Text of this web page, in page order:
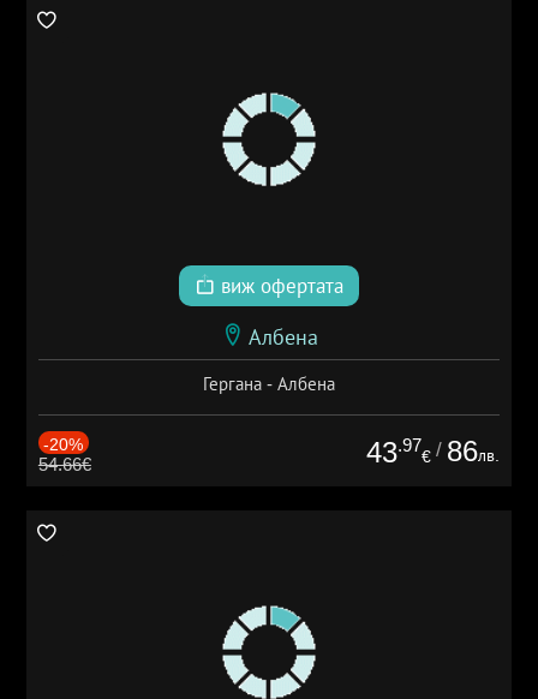
виж офертата
Албена
Гергана - Албена
-20%
54.66€ 43.97
€ / 86лв.